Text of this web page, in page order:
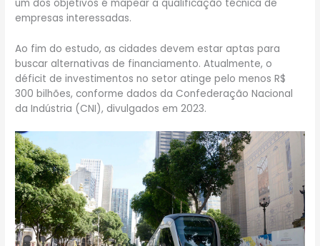
um dos objetivos é mapear a qualificação técnica de
empresas interessadas.
Ao fim do estudo, as cidades devem estar aptas para
buscar alternativas de financiamento. Atualmente, o
déficit de investimentos no setor atinge pelo menos R$
300 bilhões, conforme dados da Confederação Nacional
da Indústria (CNI), divulgados em 2023.